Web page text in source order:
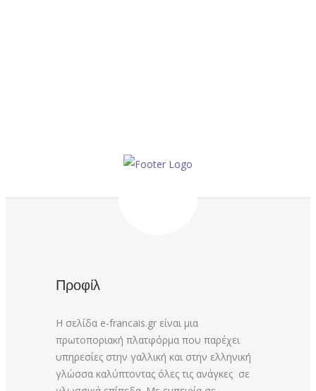
Προφίλ
Η σελίδα e-francais.gr είναι μια
πρωτοποριακή πλατφόρμα που παρέχει
υπηρεσίες στην γαλλική και στην ελληνική
γλώσσα καλύπτοντας όλες τις ανάγκες σε